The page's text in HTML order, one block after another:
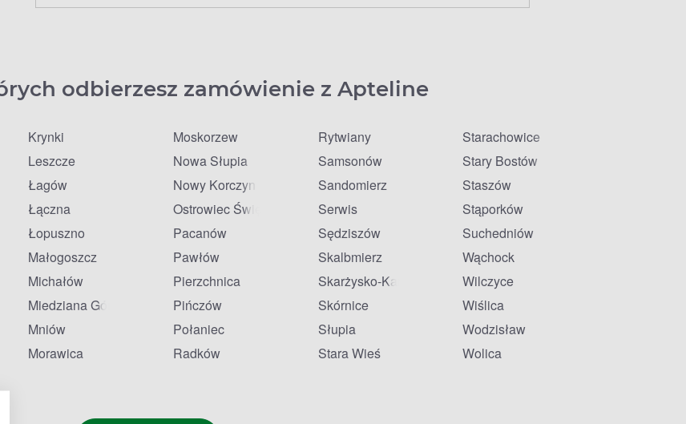
odbierzesz zamówienie z Apteline
Krynki
Leszcze
Łagów
Łączna
Łopuszno
Małogoszcz
Michałów
Miedziana Góra
Mniów
Morawica
Moskorzew
Nowa Słupia
Nowy Korczyn
Ostrowiec Świętokrzyski
Pacanów
Pawłów
Pierzchnica
Pińczów
Połaniec
Radków
Rytwiany
Samsonów
Sandomierz
Serwis
Sędziszów
Skalbmierz
Skarżysko-Kamienna
Skórnice
Słupia
Stara Wieś
Starachowice
Stary Bostów
Staszów
Stąporków
Suchedniów
Wąchock
Wilczyce
Wiślica
Wodzisław
Wolica